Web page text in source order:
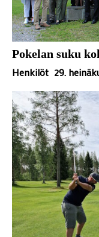
Pokelan suku
Henkilöt 29.